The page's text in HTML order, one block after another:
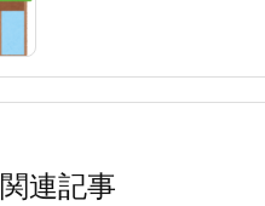
関連記事